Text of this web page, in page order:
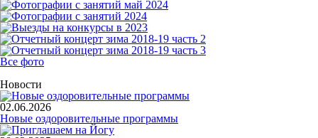
Все фото
Новости
02.06.2026
Новые оздоровительные программы